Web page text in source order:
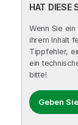
HAT DIESE
Wenn Sie
ihrem Inhalt
Tippfehler,
ein
bitte!
Geben